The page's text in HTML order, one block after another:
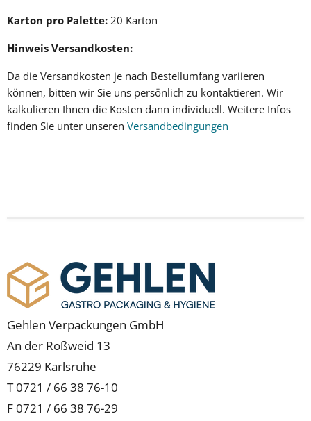
Karton pro Palette: 20 Karton
Hinweis Versandkosten:
Da die Versandkosten je nach Bestellumfang variieren
können, bitten wir Sie uns persönlich zu kontaktieren. Wir
kalkulieren Ihnen die Kosten dann individuell. Weitere Infos
finden Sie unter unseren Versandbedingungen
Gehlen Verpackungen GmbH
An der Roßweid 13
76229 Karlsruhe
T 0721 / 66 38 76-10
F 0721 / 66 38 76-29